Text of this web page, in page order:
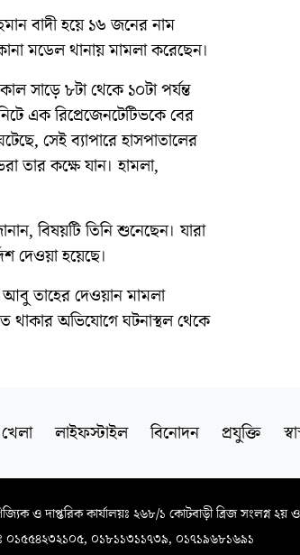
বাদী হয়ে ১৬ জনের নাম
মডেল থানায় মামলা করেছেন।
সাড়ে ৮টা থেকে ১০টা পর্যন্ত
এক রিপ্রেজেনটেটিভকে বের
সেই ব্যাপারে হাসপাতালের
তার কক্ষে যান। হামলা,
বিষয়টি তিনি শুনেছেন। যারা
দেওয়া হয়েছে।
তাহের দেওয়ান মামলা
থাকার অভিযোগে ঘটনাস্থল থেকে
খেলা লাইফস্টাইল বিনোদন প্রযুক্তি
ও দাপ্তরিক কার্যালয়ঃ ২৬৮/১ কোটবাড়ী ব্রিজ সংলগ্ন
০১৫৫৪২৩২১০৫, ০১৮১১৩১১৭৩৯, ০১৭১৯৬৮১৬৯১